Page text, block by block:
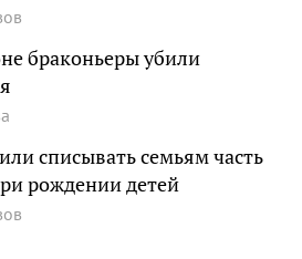
браконьеры убили
списывать семьям часть
рождении детей